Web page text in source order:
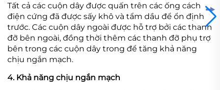
Tất cả các cuộn dây được quấn trên các ống cách
điện cứng đã được sấy khô và tẩm dầu để ổn định
trước. Các cuộn dây ngoài được hỗ trợ bởi các thanh
đỡ bên ngoài, đồng thời thêm các thanh đỡ phụ trợ
bên trong các cuộn dây trong để tăng khả năng
chịu ngắn mạch.
4. Khả năng chịu ngắn mạch